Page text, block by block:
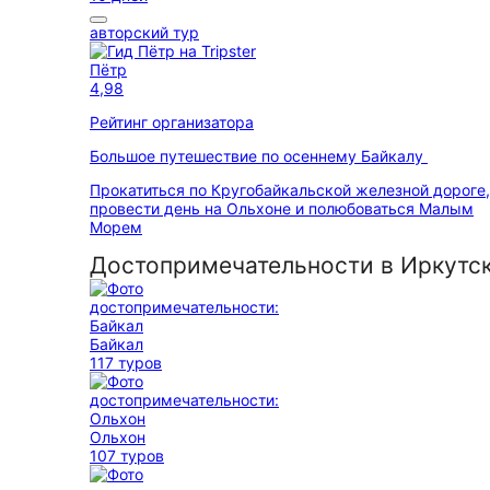
авторский тур
Пётр
4,98
Рейтинг организатора
Большое путешествие по осеннему Байкалу
Прокатиться по Кругобайкальской железной дороге,
провести день на Ольхоне и полюбоваться Малым
Морем
Достопримечательности в
Байкал
117 туров
Ольхон
107 туров